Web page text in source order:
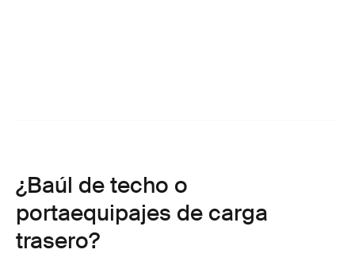
¿Baúl de techo o
portaequipajes de carga
trasero?